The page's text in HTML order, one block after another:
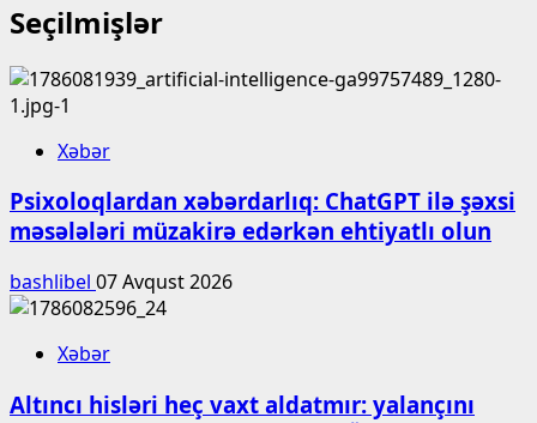
Seçilmişlər
Xəbər
Psixoloqlardan xəbərdarlıq: ChatGPT ilə şəxsi
məsələləri müzakirə edərkən ehtiyatlı olun
bashlibel 07 Avqust 2026
Xəbər
Altıncı hisləri heç vaxt aldatmır: yalançını